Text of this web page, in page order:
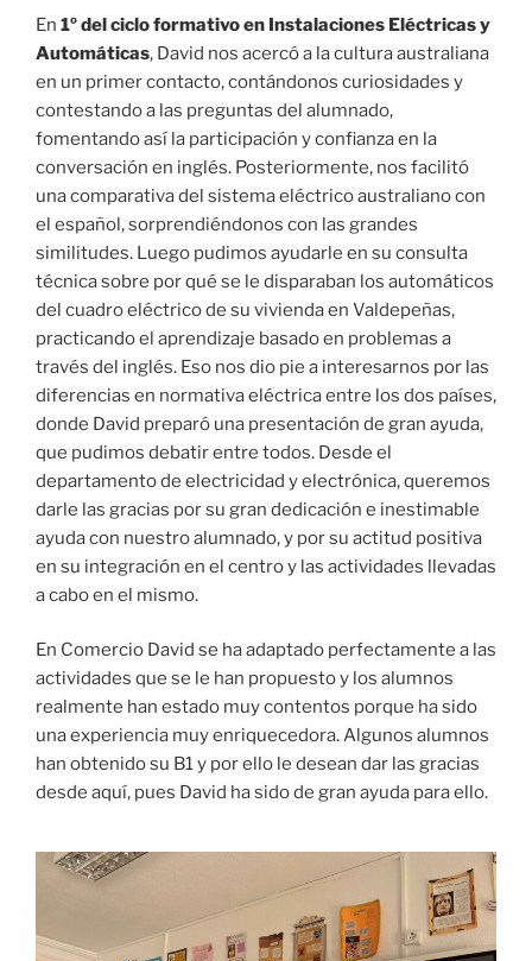
En 1º del ciclo formativo en Instalaciones Eléctricas y
Automáticas, David nos acercó a la cultura australiana
en un primer contacto, contándonos curiosidades y
contestando a las preguntas del alumnado,
fomentando así la participación y confianza en la
conversación en inglés. Posteriormente, nos facilitó
una comparativa del sistema eléctrico australiano con
el español, sorprendiéndonos con las grandes
similitudes. Luego pudimos ayudarle en su consulta
técnica sobre por qué se le disparaban los automáticos
del cuadro eléctrico de su vivienda en Valdepeñas,
practicando el aprendizaje basado en problemas a
través del inglés. Eso nos dio pie a interesarnos por las
diferencias en normativa eléctrica entre los dos países,
donde David preparó una presentación de gran ayuda,
que pudimos debatir entre todos. Desde el
departamento de electricidad y electrónica, queremos
darle las gracias por su gran dedicación e inestimable
ayuda con nuestro alumnado, y por su actitud positiva
en su integración en el centro y las actividades llevadas
a cabo en el mismo.
En Comercio David se ha adaptado perfectamente a las
actividades que se le han propuesto y los alumnos
realmente han estado muy contentos porque ha sido
una experiencia muy enriquecedora. Algunos alumnos
han obtenido su B1 y por ello le desean dar las gracias
desde aquí, pues David ha sido de gran ayuda para ello.